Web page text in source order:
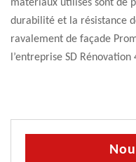
matériaux utilisés sont de
durabilité et la résistance
ravalement de façade
l’entreprise SD Rénovation